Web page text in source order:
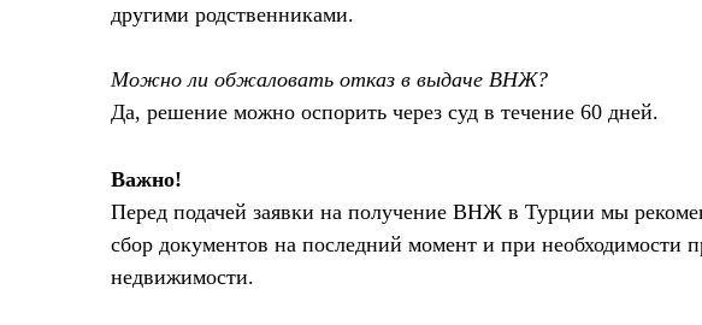
другими родственниками.
Можно ли обжаловать отказ в выдаче ВНЖ?
Да, решение можно оспорить через суд в течение 60 дней.
Важно!
Перед подачей заявки на получение ВНЖ в Турции мы
сбор документов на последний момент и при необходимости
недвижимости.